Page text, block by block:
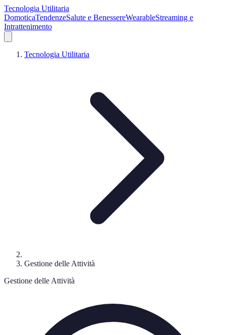
Tecnologia Utilitaria
DomoticaTendenzeSalute e BenessereWearableStreaming e
Intrattenimento
Tecnologia Utilitaria
Gestione delle Attività
Gestione delle Attività